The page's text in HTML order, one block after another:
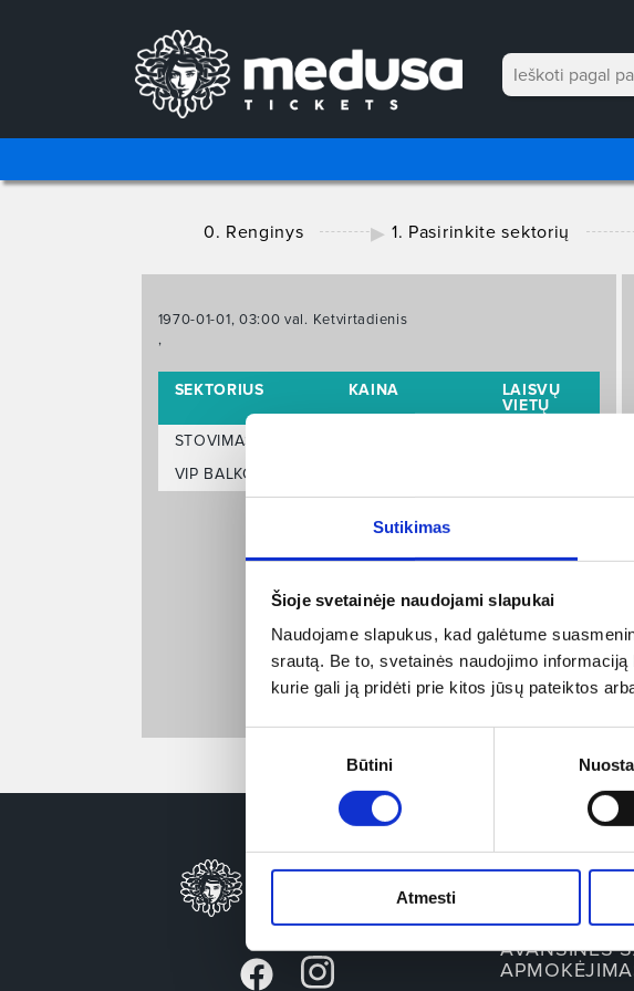
Sutikimas
Šioje svetainėje naudojami slapukai
Naudojame slapukus, kad galėtume
srautą. Be to, svetainės naudojimo
kurie gali ją pridėti prie kitos jūsų pateiktos
Sutikimo
Būtini
Atmesti
0. Renginys 1. Pasirinkite sektorių
1970-01-01, 03:00 val. Ketvirtadienis
,
SEKTORIUS KAINA
LAISVŲ
VIETŲ
STOVIMAS
VIP BALKONAS
BILIETAI
AVANSINĖS